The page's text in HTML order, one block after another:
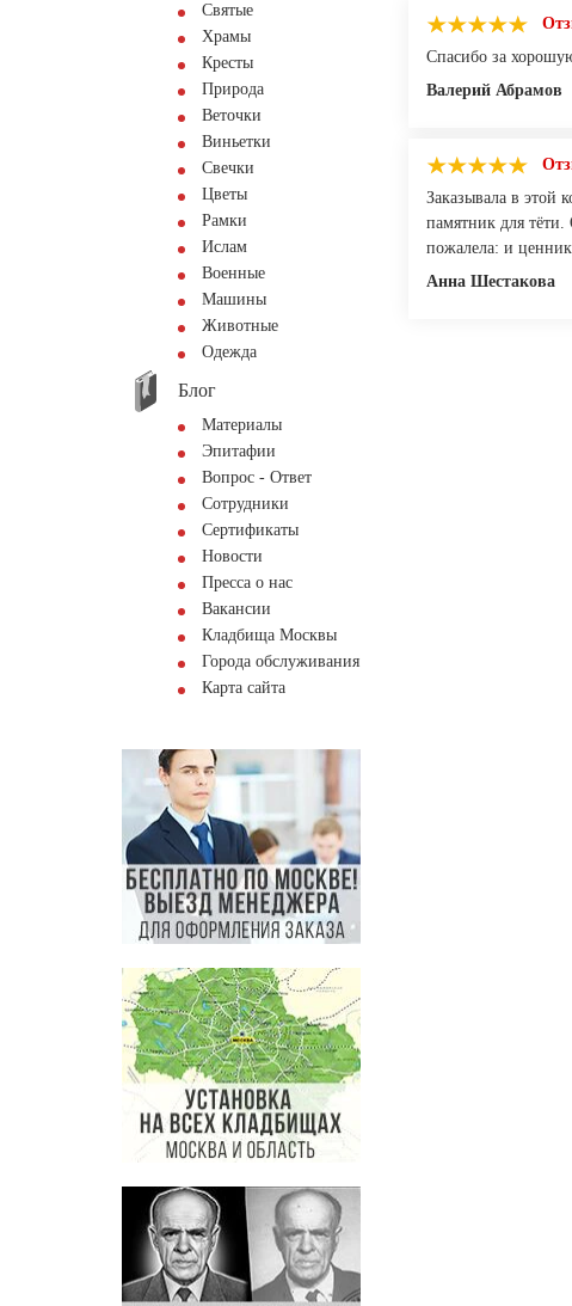
Святые
Храмы
Кресты
Природа
Веточки
Виньетки
Свечки
Цветы
Рамки
Ислам
Военные
Машины
Животные
Одежда
Блог
Материалы
Эпитафии
Вопрос - Ответ
Сотрудники
Сертификаты
Новости
Пресса о нас
Вакансии
Кладбища Москвы
Города обслуживания
Карта сайта
Спасибо за
Валерий Абрамов
Заказывала в этой
памятник для тёти.
пожалела: и
Анна Шестакова